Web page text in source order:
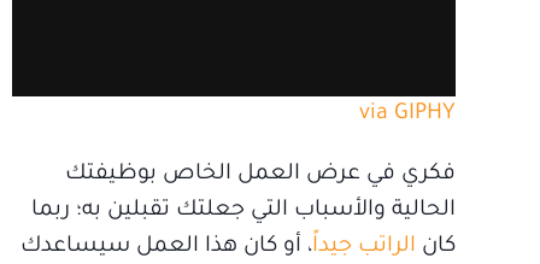
via GIPHY
فكري في عرض العمل الخاص بوظيفتك
الحالية والأسباب التي جعلتك تقبلين به؛ ربما
كان الراتب جيداً، أو كان هذا العمل سيساعدك